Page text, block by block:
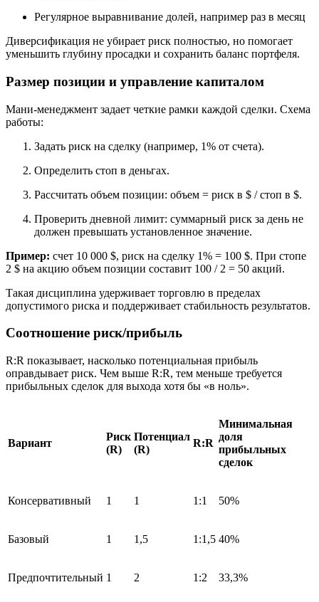
Регулярное выравнивание долей, например раз в месяц
Диверсификация не убирает риск полностью, но помогает
уменьшить глубину просадки и сохранить баланс портфеля.
Размер позиции и управление капиталом
Мани-менеджмент задает четкие рамки каждой сделки. Схема
работы:
Задать риск на сделку (например, 1% от счета).
Определить стоп в деньгах.
Рассчитать объем позиции: объем = риск в $ / стоп в $.
Проверить дневной лимит: суммарный риск за день не
должен превышать установленное значение.
Пример: счет 10 000 $, риск на сделку 1% = 100 $. При стопе
2 $ на акцию объем позиции составит 100 / 2 = 50 акций.
Такая дисциплина удерживает торговлю в пределах
допустимого риска и поддерживает стабильность результатов.
Соотношение риск/прибыль
R:R показывает, насколько потенциальная прибыль
оправдывает риск. Чем выше R:R, тем меньше требуется
прибыльных сделок для выхода хотя бы «в ноль».
Вариант
Риск
(R)
Потенциал
(R)
R:R
Минимальная
доля
прибыльных
сделок
Консервативный 1 1 1:1 50%
Базовый 1 1,5 1:1,5 40%
Предпочтительный 1 2 1:2 33,3%